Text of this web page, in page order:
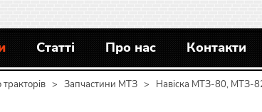
Статті Про нас Контакти
> Запчастини МТЗ > Навіска МТЗ-80, МТЗ-